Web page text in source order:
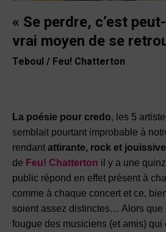
« Se perdre, c’est
vrai moyen de se
Teboul / Feu! Chatterton
La poésie pour credo, les 5
semblait pourtant improbable à
rendant attirante, rock et
de Feu! Chatterton il y a une
public répond en effet présent à
comme à chaque concert et ce,
soient assez distinctes… Alors que
fougue des musiciens (et amis) qui